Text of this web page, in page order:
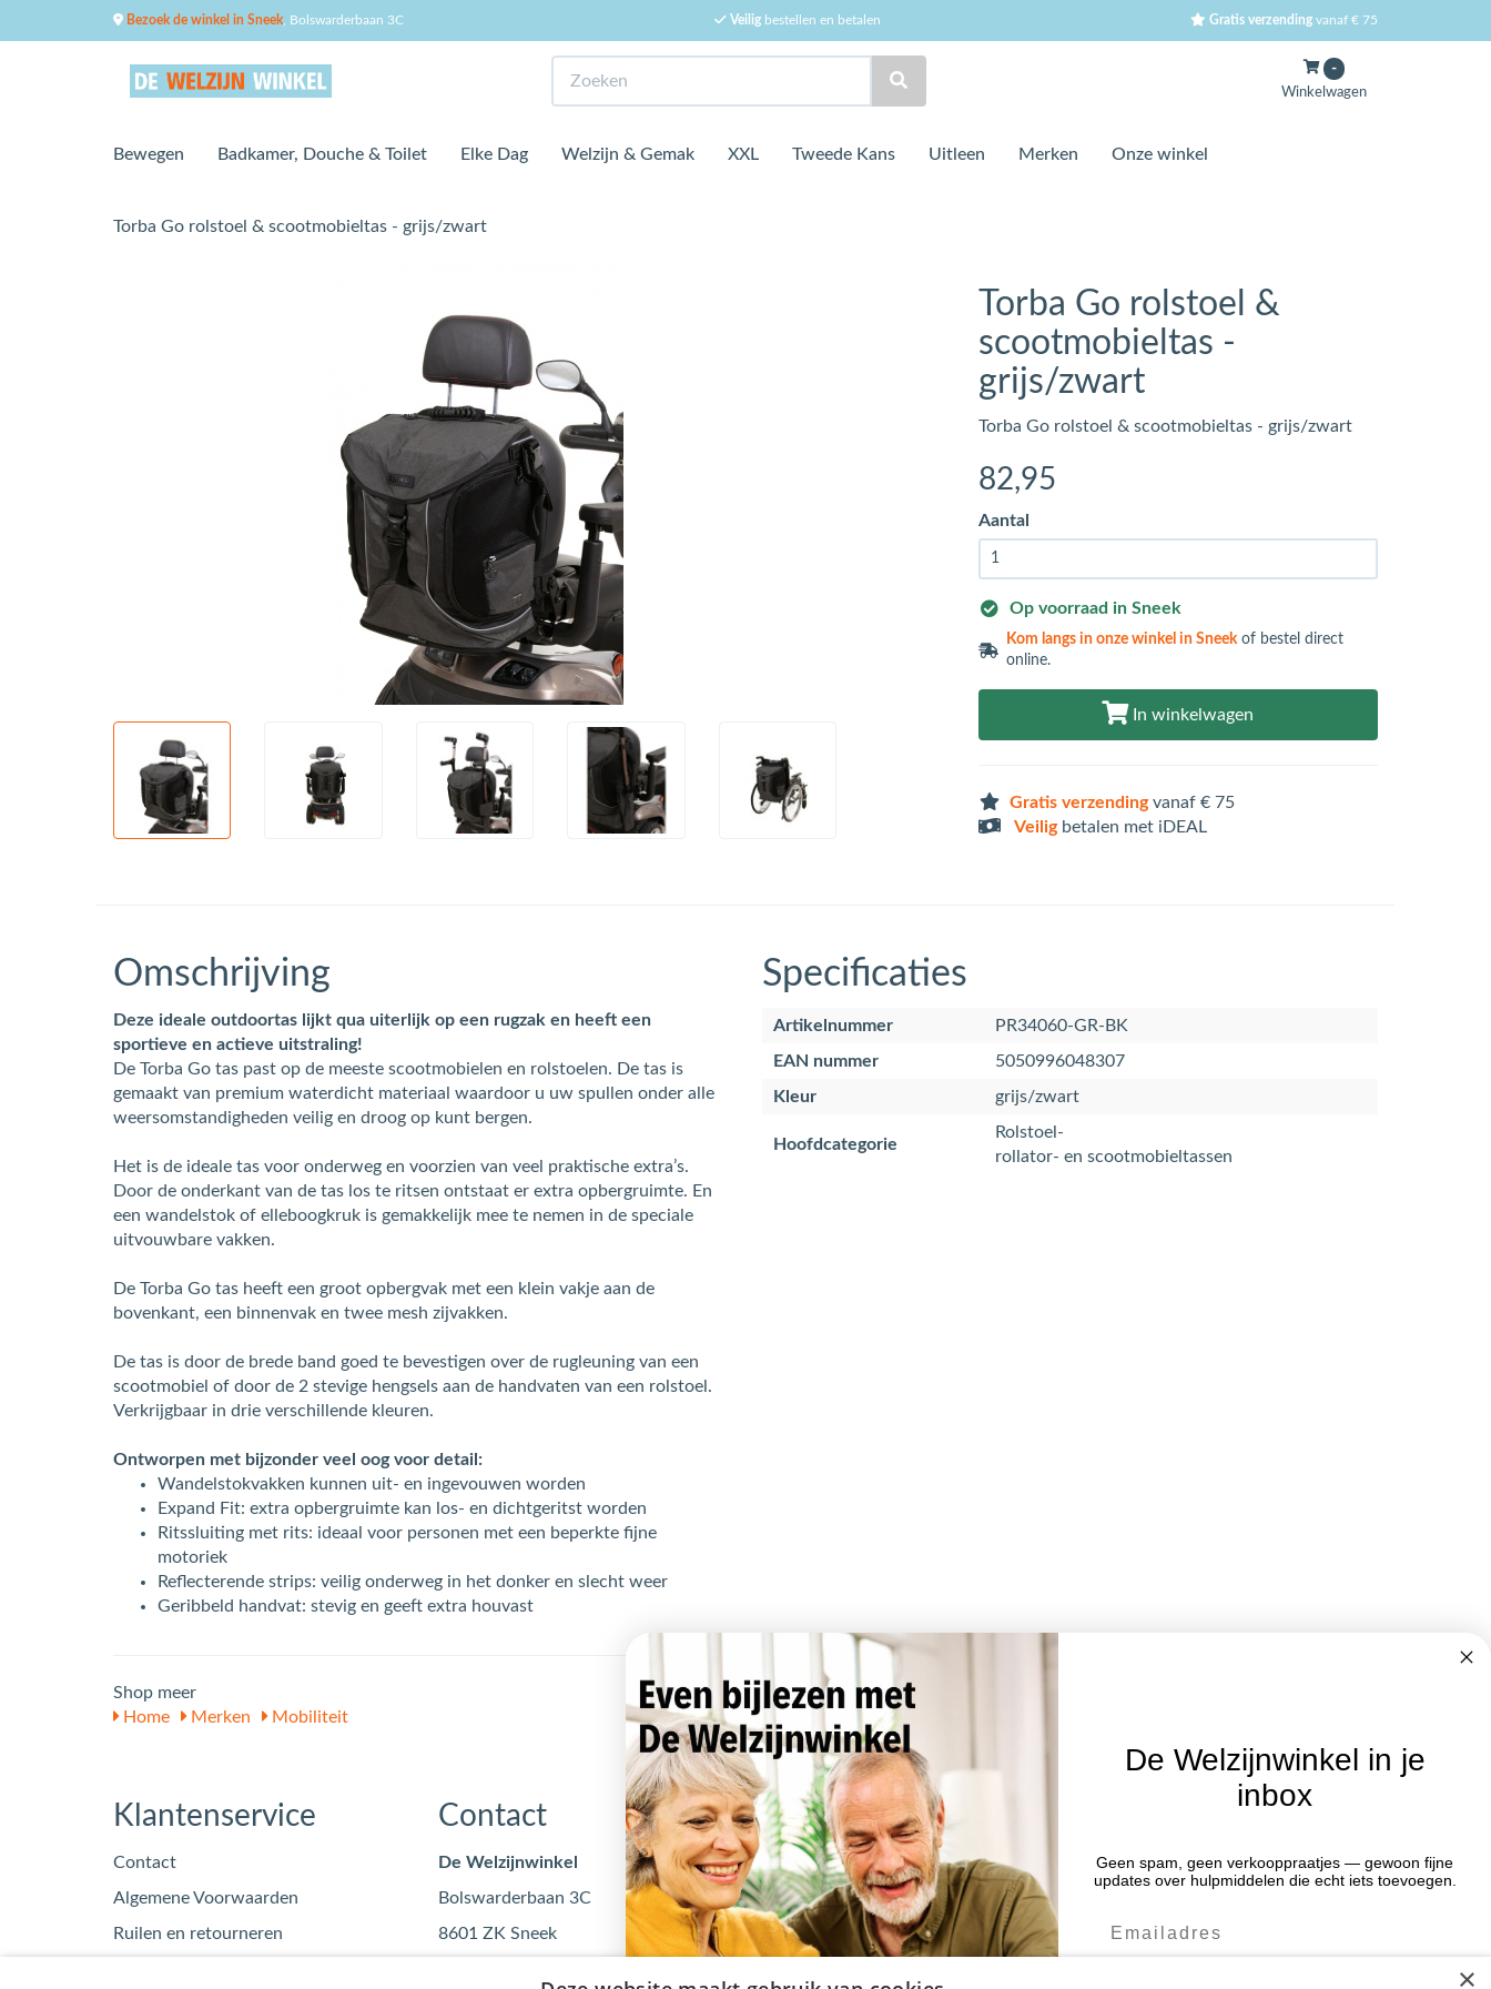
Bezoek de winkel in Sneek , Bolswarderbaan 3C Veiligbestellen en betalen Gratis verzending vanaf € 75
-
Winkelwagen
Bewegen Badkamer, Douche & Toilet Elke Dag Welzijn & Gemak XXL Tweede Kans Uitleen Merken Onze winkel
Torba Go rolstoel & scootmobieltas - grijs/zwart
Torba Go rolstoel &
scootmobieltas -
grijs/zwart
Torba Go rolstoel & scootmobieltas - grijs/zwart
82,95
Aantal
Op voorraad in Sneek
Kom langs in onze winkel in Sneekof bestel direct
online.
In winkelwagen
Gratis verzendingvanaf € 75
Veiligbetalen met iDEAL
Omschrijving
Deze ideale outdoortas lijkt qua uiterlijk op een rugzak en heeft een
sportieve en actieve uitstraling!
De Torba Go tas past op de meeste scootmobielen en rolstoelen. De tas is
gemaakt van premium waterdicht materiaal waardoor u uw spullen onder alle
weersomstandigheden veilig en droog op kunt bergen.
Het is de ideale tas voor onderweg en voorzien van veel praktische extra’s.
Door de onderkant van de tas los te ritsen ontstaat er extra opbergruimte. En
een wandelstok of elleboogkruk is gemakkelijk mee te nemen in de speciale
uitvouwbare vakken.
De Torba Go tas heeft een groot opbergvak met een klein vakje aan de
bovenkant, een binnenvak en twee mesh zijvakken.
De tas is door de brede band goed te bevestigen over de rugleuning van een
scootmobiel of door de 2 stevige hengsels aan de handvaten van een rolstoel.
Verkrijgbaar in drie verschillende kleuren.
Ontworpen met bijzonder veel oog voor detail:
Wandelstokvakken kunnen uit- en ingevouwen worden
Expand Fit: extra opbergruimte kan los- en dichtgeritst worden
Ritssluiting met rits: ideaal voor personen met een beperkte fijne
motoriek
Reflecterende strips: veilig onderweg in het donker en slecht weer
Geribbeld handvat: stevig en geeft extra houvast
Specificaties
Artikelnummer
PR34060-GR-BK
EAN nummer
5050996048307
Kleur
grijs/zwart
Hoofdcategorie
Rolstoel-
rollator- en scootmobieltassen
Shop meer
Home
Merken Mobiliteit
Klantenservice
Contact
Algemene Voorwaarden
Ruilen en retourneren
Contact
De Welzijnwinkel
Bolswarderbaan 3C
8601 ZK Sneek
Openingstijden
Maandag 09:00 - 17:00 uur
Dinsdag 09:00 - 17:00 uur
Woensdag 09:00 - 17:00 uur
Nieuwsbrief
Blijf op de hoogte van acties en het
voor de nieuwsbrief.
De Welzijnwinkel in je
inbox
Geen spam, geen verkooppraatjes — gewoon fijne
updates over hulpmiddelen die echt iets toevoegen.
×